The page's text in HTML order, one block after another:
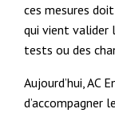
ces mesures
qui vient valider
tests ou des
Aujourd’hui, AC
d’accompagner